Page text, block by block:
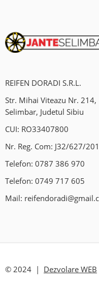
REIFEN DORADI S.R.L.
Str. Mihai Viteazu Nr. 214,
Selimbar, Judetul Sibiu
CUI: RO33407800
Nr. Reg. Com: J32/627/
Telefon: 0787 386 970
Telefon: 0749 717 605
Mail:
© 2024 | Dezvolare WEB